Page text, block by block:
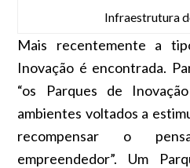
Infraestrutura
Mais recentemente a
Inovação é encontrada.
“os Parques de
ambientes voltados a
recompensar o
empreendedor”. Um